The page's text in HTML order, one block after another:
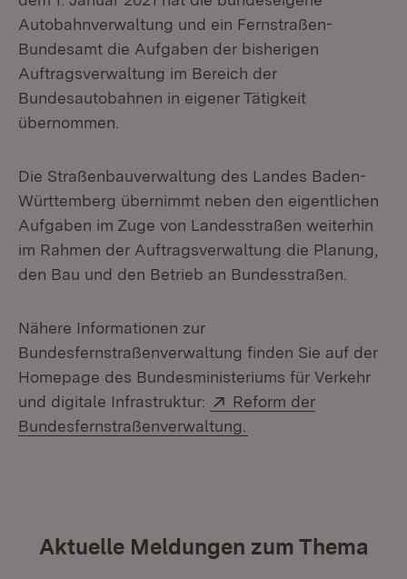
Autobahnverwaltung und ein Fernstraßen-
Bundesamt die Aufgaben der bisherigen
Auftragsverwaltung im Bereich der
Bundesautobahnen in eigener Tätigkeit
übernommen.
Die Straßenbauverwaltung des Landes Baden-
Württemberg übernimmt neben den eigentlichen
Aufgaben im Zuge von Landesstraßen weiterhin
im Rahmen der Auftragsverwaltung die Planung,
den Bau und den Betrieb an Bundesstraßen.
Nähere Informationen zur
Bundesfernstraßenverwaltung finden Sie auf der
Homepage des Bundesministeriums für Verkehr
und digitale Infrastruktur:
Extern:
Reform der
Bundesfernstraßenverwaltung.
Aktuelle Meldungen zum Thema